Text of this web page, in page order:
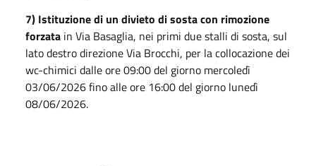
7) Istituzione di un divieto di sosta con rimozione
forzata in Via Basaglia, nei primi due stalli di sosta, sul
lato destro direzione Via Brocchi, per la collocazione dei
wc-chimici dalle ore 09:00 del giorno mercoledì
03/06/2026 fino alle ore 16:00 del giorno lunedì
08/06/2026.